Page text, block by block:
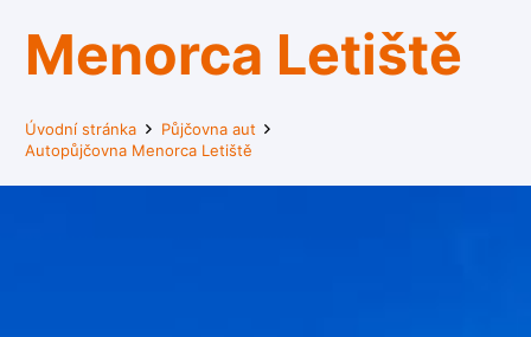
Menorca Letiště
Úvodní stránka
Půjčovna aut
Autopůjčovna Menorca Letiště